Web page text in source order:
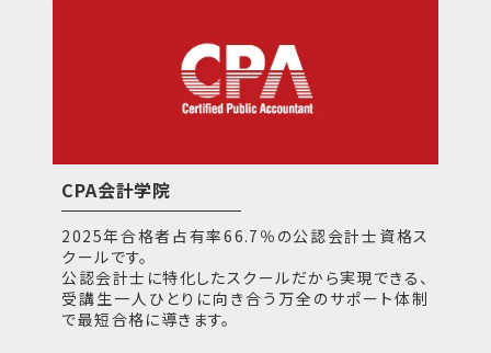
CPA会計学院
2025年合格者占有率66.7％の公認会計士資格ス
クールです。
公認会計士に特化したスクールだから実現できる、
受講生一人ひとりに向き合う万全のサポート体制
で最短合格に導きます。